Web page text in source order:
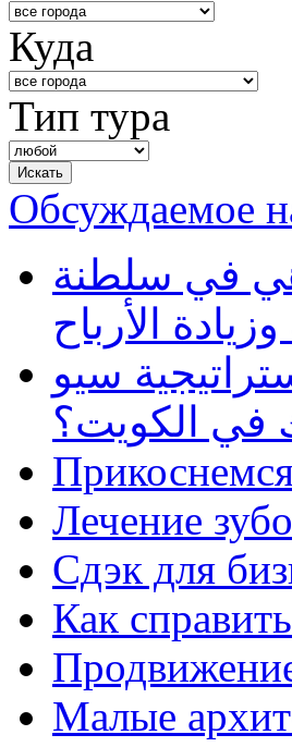
Куда
Тип тура
Обсуждаемое
في سلطنة
الأرباح
سيو
في الكويت؟
Лечение
Сдэк для
Как
Малые